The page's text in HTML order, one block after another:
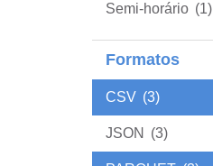
Semi-horário (1)
Formatos
CSV (3)
JSON (3)